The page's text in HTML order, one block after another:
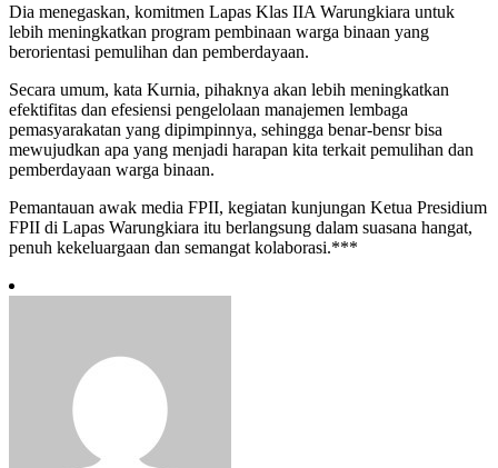
Dia menegaskan, komitmen Lapas Klas IIA Warungkiara untuk
lebih meningkatkan program pembinaan warga binaan yang
berorientasi pemulihan dan pemberdayaan.
Secara umum, kata Kurnia, pihaknya akan lebih meningkatkan
efektifitas dan efesiensi pengelolaan manajemen lembaga
pemasyarakatan yang dipimpinnya, sehingga benar-bensr bisa
mewujudkan apa yang menjadi harapan kita terkait pemulihan dan
pemberdayaan warga binaan.
Pemantauan awak media FPII, kegiatan kunjungan Ketua Presidium
FPII di Lapas Warungkiara itu berlangsung dalam suasana hangat,
penuh kekeluargaan dan semangat kolaborasi.***